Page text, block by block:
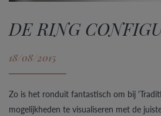
DE RING
18/08/2015
Zo is het ronduit fantastisch om bij
mogelijkheden te visualiseren met de